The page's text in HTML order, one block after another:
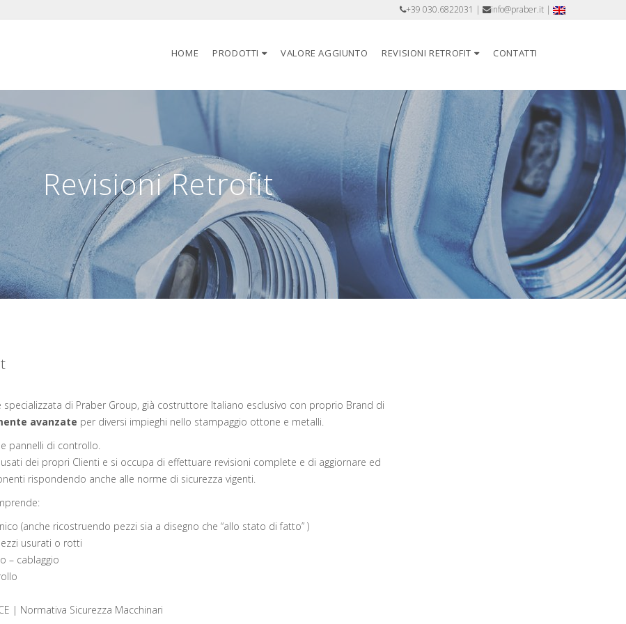
+39 030.6822031 | info@praber.it |
HOME PRODOTTI VALORE AGGIUNTO REVISIONI RETROFIT CONTATTI
Revisioni Retrofit
specializzata di Praber Group, già costruttore Italiano esclusivo con proprio Brand di
avanzate per diversi impieghi nello stampaggio ottone e metalli.
pannelli di controllo.
dei propri Clienti e si occupa di effettuare revisioni complete e di aggiornare ed
rispondendo anche alle norme di sicurezza vigenti.
(anche ricostruendo pezzi sia a disegno che “allo stato di fatto” )
usurati o rotti
– cablaggio
| Normativa Sicurezza Macchinari